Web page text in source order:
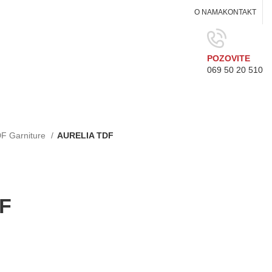
O NAMAKONTAKT
POZOVITE
069 50 20 510
Garniture
AURELIA TDF